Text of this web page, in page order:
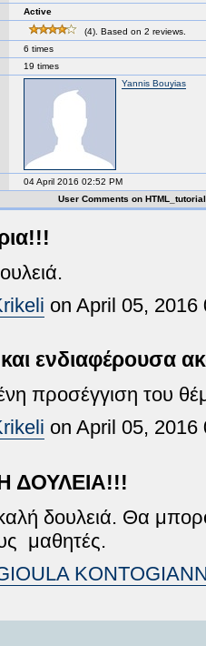
Active
(4). Based on 2 reviews.
6 times
19 times
Yannis Bouyias
04 April 2016 02:52 PM
User Comments on
on April 05, 2016
ενδιαφέρουσα
προσέγγιση του
on April 05, 2016
ΔΟΥΛΕΙΑ!!!
δουλειά. Θα
μαθητές.